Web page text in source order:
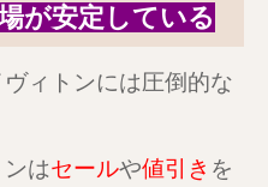
が安定している
ィトンには圧倒的な
はセールや値引き を